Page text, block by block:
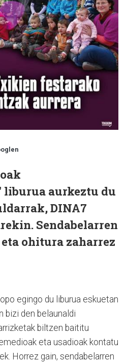
liburua aurkeztu du
DINA7
Sendabelarren
ohitura zaharrez
egingo du liburua eskuetan
bizi den belaunaldi
biltzen baititu
eta usadioak kontatu
Horrez gain, sendabelarren